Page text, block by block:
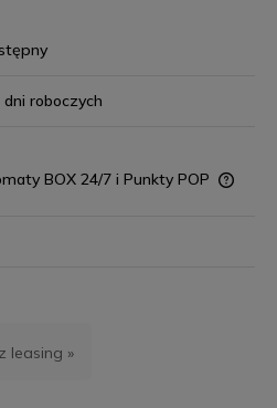
roboczych
BOX 24/7 i Punkty POP
leasing »